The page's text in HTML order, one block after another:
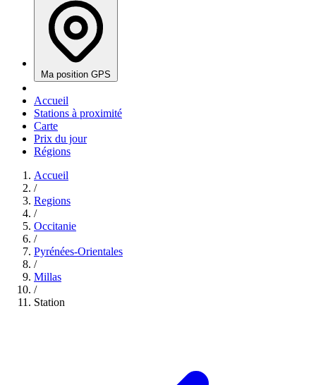
Ma position GPS
Accueil
Stations à proximité
Carte
Prix du jour
Régions
Accueil
/
Regions
/
Occitanie
/
Pyrénées-Orientales
/
Millas
/
Station